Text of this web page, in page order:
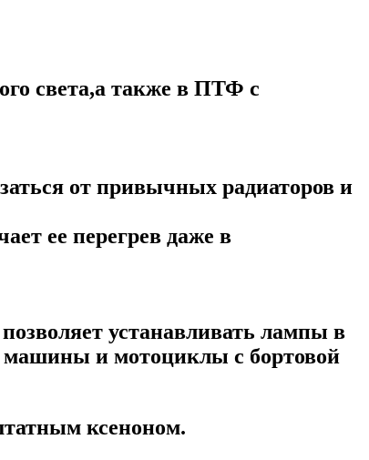
света,а также в ПТФ с
от привычных радиаторов и
ее перегрев даже в
устанавливать лампы в
и мотоциклы с бортовой
ксеноном.